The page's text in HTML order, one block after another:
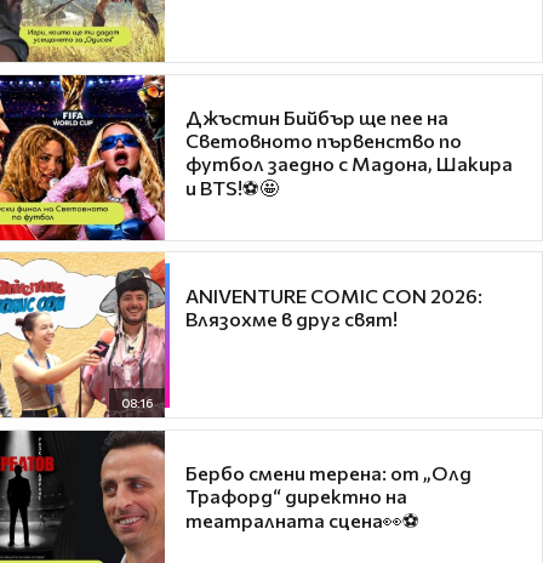
Джъстин Бийбър ще пее на
Световното първенство по
футбол заедно с Мадона, Шакира
и BTS!⚽🤩
08:16
ANIVENTURE COMIC CON 2026:
Влязохме в друг свят!
Бербо смени терена: от „Олд
Трафорд“ директно на
театралната сцена👀⚽